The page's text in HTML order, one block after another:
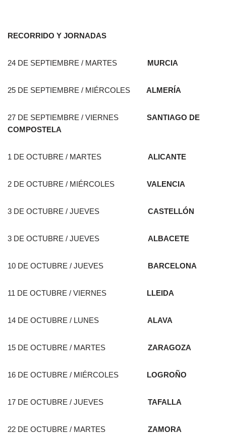
RECORRIDO Y JORNADAS
24 DE SEPTIEMBRE / MARTES MURCIA
25 DE SEPTIEMBRE / MIÉRCOLES ALMERÍA
27 DE SEPTIEMBRE / VIERNES SANTIAGO DE
COMPOSTELA
1 DE OCTUBRE / MARTES ALICANTE
2 DE OCTUBRE / MIÉRCOLES VALENCIA
3 DE OCTUBRE / JUEVES CASTELLÓN
3 DE OCTUBRE / JUEVES ALBACETE
10 DE OCTUBRE / JUEVES BARCELONA
11 DE OCTUBRE / VIERNES LLEIDA
14 DE OCTUBRE / LUNES ALAVA
15 DE OCTUBRE / MARTES ZARAGOZA
16 DE OCTUBRE / MIÉRCOLES LOGROÑO
17 DE OCTUBRE / JUEVES TAFALLA
22 DE OCTUBRE / MARTES ZAMORA